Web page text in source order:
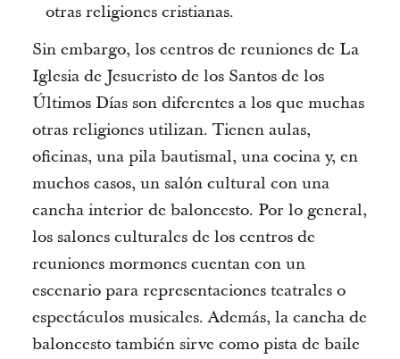
otras religiones cristianas.
Sin embargo, los centros de reuniones de La
Iglesia de Jesucristo de los Santos de los
Últimos Días son diferentes a los que muchas
otras religiones utilizan. Tienen aulas,
oficinas, una pila bautismal, una cocina y, en
muchos casos, un salón cultural con una
cancha interior de baloncesto. Por lo general,
los salones culturales de los centros de
reuniones mormones cuentan con un
escenario para representaciones teatrales o
espectáculos musicales. Además, la cancha de
baloncesto también sirve como pista de baile